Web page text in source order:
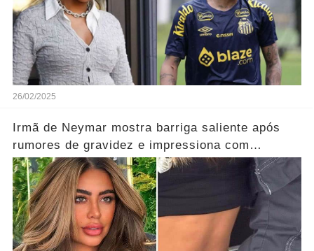
26/02/2025
Irmã de Neymar mostra barriga saliente após
rumores de gravidez e impressiona com
tamanho...